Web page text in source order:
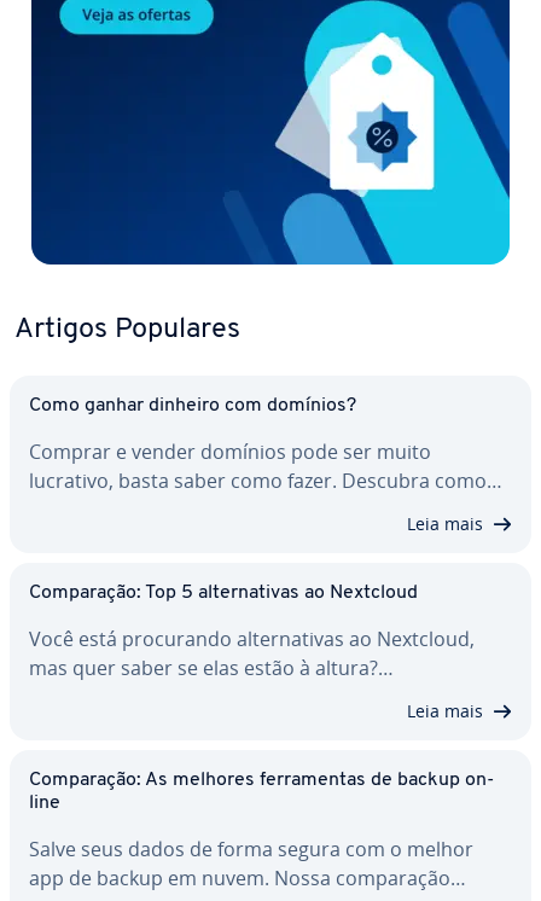
Artigos Populares
Como ganhar dinheiro com domínios?
Comprar e vender domínios pode ser muito
lucrativo, basta saber como fazer. Descubra como…
Leia mais
Com­pa­ra­ção: Top 5 al­ter­na­ti­vas ao Nextcloud
Você está pro­cu­rando al­ter­na­ti­vas ao Nextcloud,
mas quer saber se elas estão à altura?…
Leia mais
Com­pa­ra­ção: As melhores fer­ra­men­tas de backup on-
line
Salve seus dados de forma segura com o melhor
app de backup em nuvem. Nossa com­pa­ra­ção…